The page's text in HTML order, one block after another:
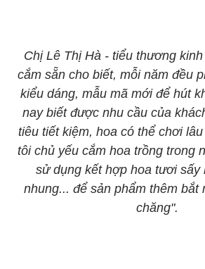
Chị Lê Thị Hà - tiểu thương
cắm sẵn cho biết, mỗi năm đều
kiểu dáng, mẫu mã mới để hút
nay biết được nhu cầu của
tiêu tiết kiệm, hoa có thể chơi
tôi chủ yếu cắm hoa trồng trong
sử dụng kết hợp hoa tươi sấy
nhung... để sản phẩm thêm bắt
chăng".